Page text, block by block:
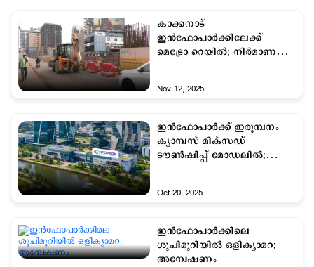
കാക്കനാട്
ഇന്‍ഫോപാര്‍ക്കിലേക്ക്
മെട്രോ റെയിൽ; നിര്‍മാണ
Nov 12, 2025
ഇൻഫോപാർക്ക് ഇരുമ്പനം
ക്യാമ്പസ് മിക്സഡ്
ടൗൺഷിപ്പ് മോഡലിൽ;
Oct 20, 2025
ഇൻഫോപാർക്കിലെ
ശുചിമുറിയിൽ ഒളിക്യാമറ;
അന്വേഷണം